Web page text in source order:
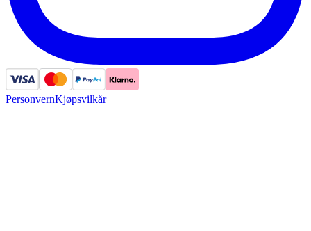
PersonvernKjøpsvilkår